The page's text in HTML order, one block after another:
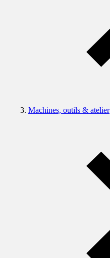
Machines, outils & atelier